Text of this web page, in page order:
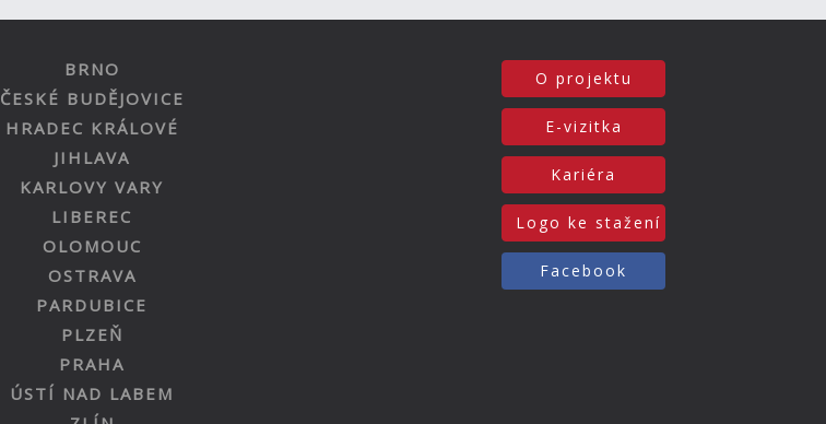
BRNO
ČESKÉ BUDĚJOVICE
HRADEC KRÁLOVÉ
JIHLAVA
KARLOVY VARY
LIBEREC
OLOMOUC
OSTRAVA
PARDUBICE
PLZEŇ
PRAHA
ÚSTÍ NAD LABEM
O projektu
E-vizitka
Kariéra
Logo ke stažení
Facebook